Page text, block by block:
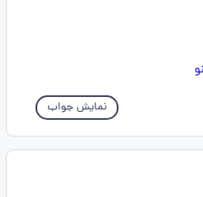
نمایش جواب